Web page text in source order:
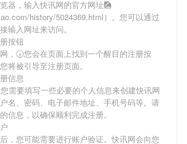
器，输入快讯网的官方网址🎑
history/5024369.html）。您可以通过
输入网址来访问。
按钮
，🕟您会在页面上找到一个醒目的注册按
将被引导至注册页面。
信息
需要填写一些必要的个人信息来创建快讯网
名、密码、电子邮件地址、手机号码等。请
信息，以确保顺利完成注册。
，您可能需要进行账户验证。 快讯网会向您